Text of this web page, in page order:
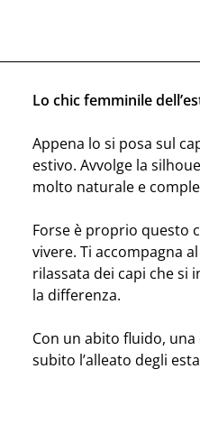
Lo chic femminile
Appena lo si posa sul
estivo. Avvolge la
molto naturale e
Forse è proprio questo
vivere. Ti accompagna
rilassata dei capi che si
la differenza.
Con un abito fluido,
subito l’alleato degli